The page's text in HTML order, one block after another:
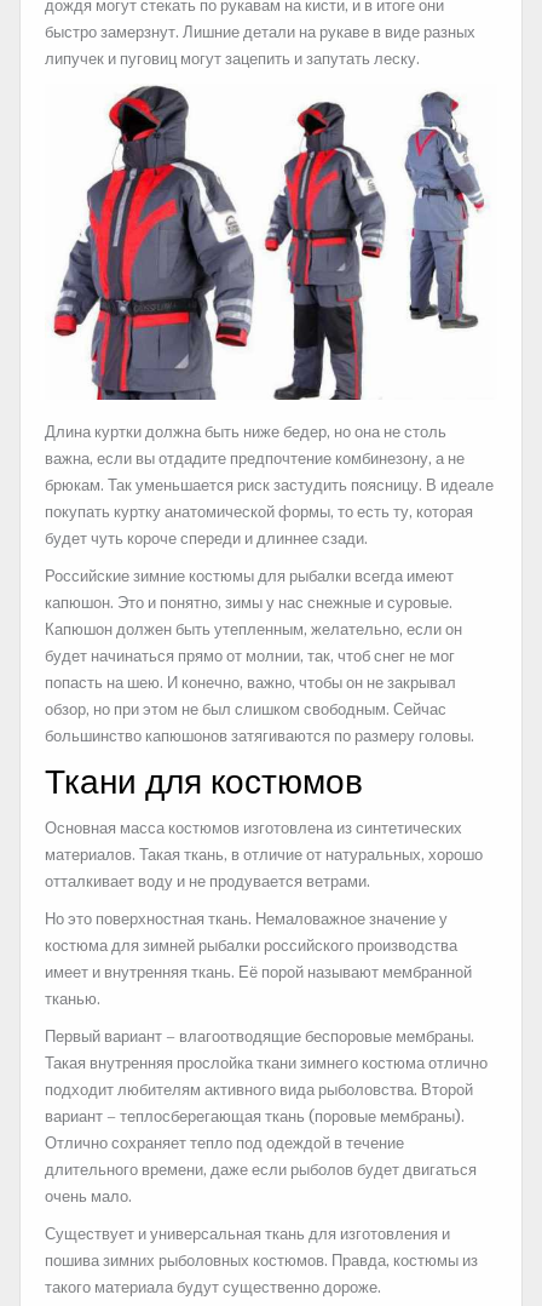
дождя могут стекать по рукавам на кисти, и в итоге они
быстро замерзнут. Лишние детали на рукаве в виде разных
липучек и пуговиц могут зацепить и запутать леску.
Длина куртки должна быть ниже бедер, но она не столь
важна, если вы отдадите предпочтение комбинезону, а не
брюкам. Так уменьшается риск застудить поясницу. В идеале
покупать куртку анатомической формы, то есть ту, которая
будет чуть короче спереди и длиннее сзади.
Российские зимние костюмы для рыбалки всегда имеют
капюшон. Это и понятно, зимы у нас снежные и суровые.
Капюшон должен быть утепленным, желательно, если он
будет начинаться прямо от молнии, так, чтоб снег не мог
попасть на шею. И конечно, важно, чтобы он не закрывал
обзор, но при этом не был слишком свободным. Сейчас
большинство капюшонов затягиваются по размеру головы.
Ткани для костюмов
Основная масса костюмов изготовлена из синтетических
материалов. Такая ткань, в отличие от натуральных, хорошо
отталкивает воду и не продувается ветрами.
Но это поверхностная ткань. Немаловажное значение у
костюма для зимней рыбалки российского производства
имеет и внутренняя ткань. Её порой называют мембранной
тканью.
Первый вариант – влагоотводящие беспоровые мембраны.
Такая внутренняя прослойка ткани зимнего костюма отлично
подходит любителям активного вида рыболовства. Второй
вариант – теплосберегающая ткань (поровые мембраны).
Отлично сохраняет тепло под одеждой в течение
длительного времени, даже если рыболов будет двигаться
очень мало.
Существует и универсальная ткань для изготовления и
пошива зимних рыболовных костюмов. Правда, костюмы из
такого материала будут существенно дороже.